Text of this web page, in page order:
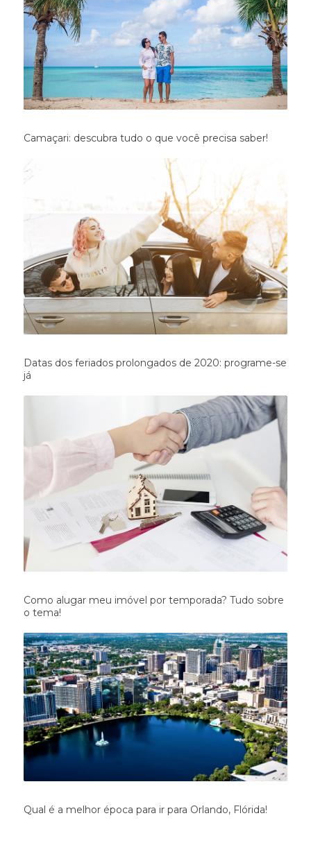
Camaçari: descubra tudo o que você precisa saber!
Datas dos feriados prolongados de 2020: programe-se
já
Como alugar meu imóvel por temporada? Tudo sobre
o tema!
Qual é a melhor época para ir para Orlando, Flórida!